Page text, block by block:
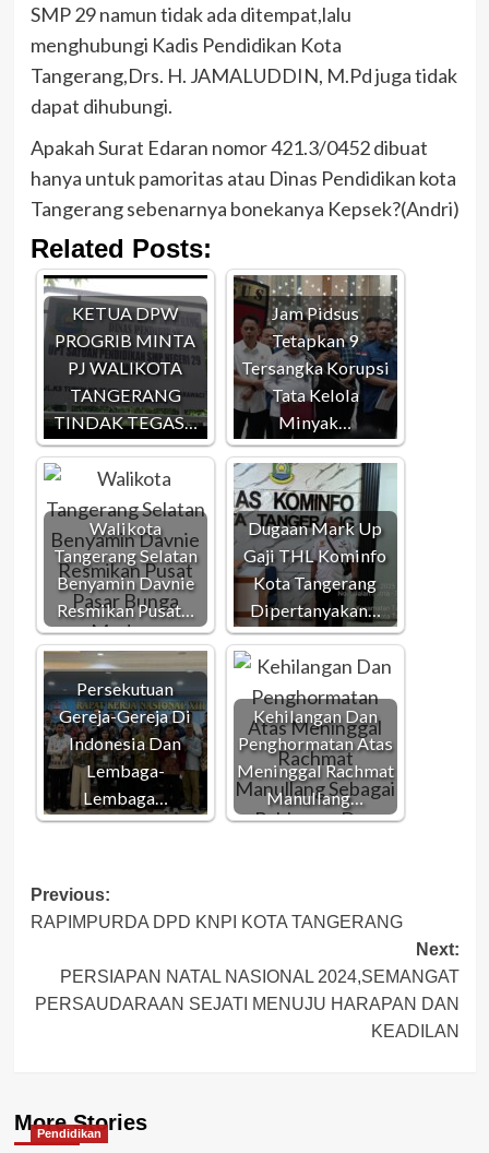
SMP 29 namun tidak ada ditempat,lalu
menghubungi Kadis Pendidikan Kota
Tangerang,Drs. H. JAMALUDDIN, M.Pd juga tidak
dapat dihubungi.
Apakah Surat Edaran nomor 421.3/0452 dibuat
hanya untuk pamoritas atau Dinas Pendidikan kota
Tangerang sebenarnya bonekanya Kepsek?(Andri)
Related Posts:
KETUA DPW
PROGRIB MINTA
PJ WALIKOTA
TANGERANG
TINDAK TEGAS…
Jam Pidsus
Tetapkan 9
Tersangka Korupsi
Tata Kelola
Minyak…
Walikota
Tangerang Selatan
Benyamin Davnie
Resmikan Pusat…
Dugaan Mark Up
Gaji THL Kominfo
Kota Tangerang
Dipertanyakan…
Persekutuan
Gereja-Gereja Di
Indonesia Dan
Lembaga-
Lembaga…
Kehilangan Dan
Penghormatan Atas
Meninggal Rachmat
Manullang…
Post
navigation
Previous:
RAPIMPURDA DPD KNPI KOTA TANGERANG
Next:
PERSIAPAN NATAL NASIONAL 2024,SEMANGAT
PERSAUDARAAN SEJATI MENUJU HARAPAN DAN
KEADILAN
More Stories
Pendidikan